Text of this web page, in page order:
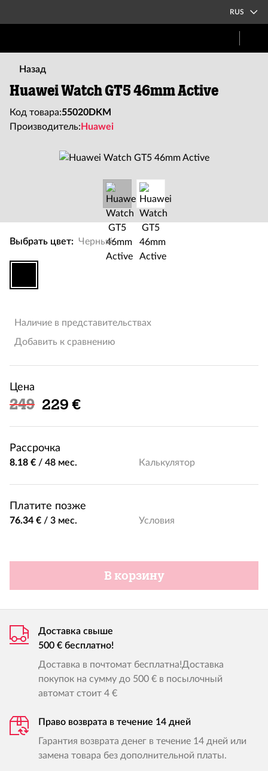
RUS
Назад
Huawei Watch GT5 46mm Active
Код товара:55020DKM
Производитель: Huawei
Выбрать цвет: Черный
Наличие в представительствах
Добавить к сравнению
Цена
249 Льготная цена
229 €
Рассрочка
8.18 € / 48 мес. Калькулятор
Платите позже
76.34 € / 3 мес. Условия
В корзину
Доставка свыше
500 € бесплатно!
Доставка в почтомат бесплатна!Доставка
покупок на сумму до 500 € в посылочный
автомат стоит 4 €
Право возврата в течение 14 дней
Гарантия возврата денег в течение 14 дней или
замена товара без дополнительной платы.